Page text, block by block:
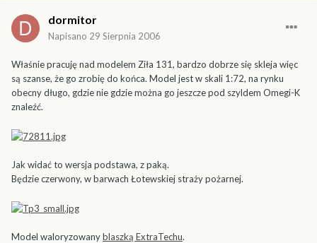
dormitor
Napisano 29 Sierpnia 2006
Właśnie pracuję nad modelem Ziła 131, bardzo dobrze się skleja więc
są szanse, że go zrobię do końca. Model jest w skali 1:72, na rynku
obecny długo, gdzie nie gdzie można go jeszcze pod szyldem Omegi-K
znaleźć.
Jak widać to wersja podstawa, z paką.
Będzie czerwony, w barwach Łotewskiej straży pożarnej.
Model waloryzowanyblaszką ExtraTechu.